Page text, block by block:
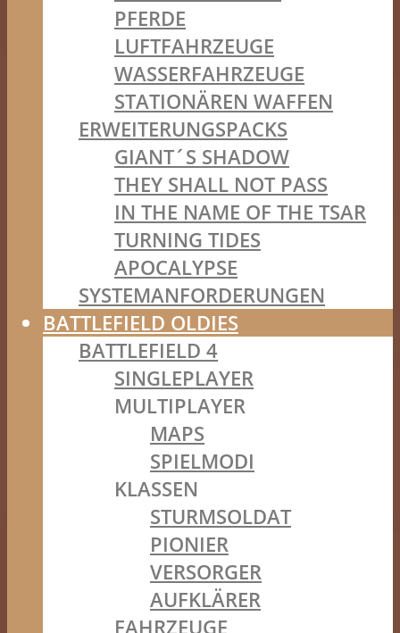
PFERDE
LUFTFAHRZEUGE
WASSERFAHRZEUGE
STATIONÄREN WAFFEN
ERWEITERUNGSPACKS
GIANT´S SHADOW
THEY SHALL NOT PASS
IN THE NAME OF THE TSAR
TURNING TIDES
APOCALYPSE
SYSTEMANFORDERUNGEN
BATTLEFIELD OLDIES
BATTLEFIELD 4
SINGLEPLAYER
MULTIPLAYER
MAPS
SPIELMODI
KLASSEN
STURMSOLDAT
PIONIER
VERSORGER
AUFKLÄRER